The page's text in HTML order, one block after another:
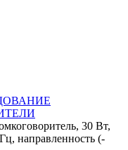
30 Вт,
направленность (-